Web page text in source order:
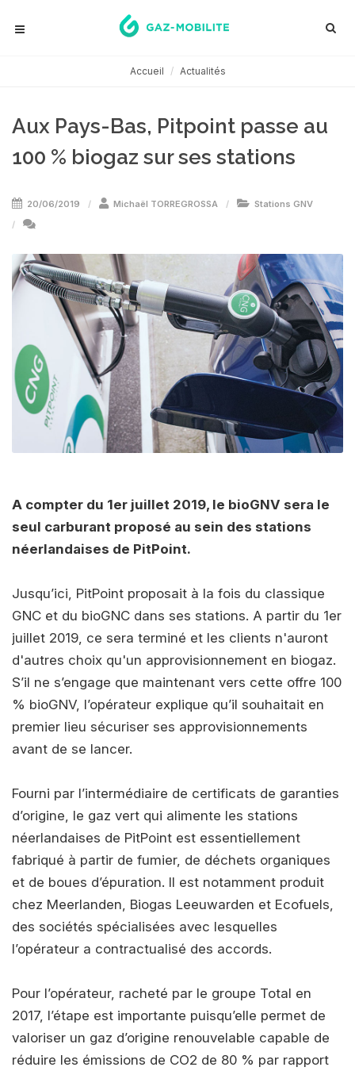
Accueil Actualités
Aux Pays-Bas, Pitpoint passe au
100 % biogaz sur ses stations
20/06/2019 Michaël TORREGROSSA Stations GNV
A compter du 1er juillet 2019, le bioGNV sera le
seul carburant proposé au sein des stations
néerlandaises de PitPoint.
Jusqu’ici, PitPoint proposait à la fois du classique
GNC et du bioGNC dans ses stations. A partir du 1er
juillet 2019, ce sera terminé et les clients n'auront
d'autres choix qu'un approvisionnement en biogaz.
S’il ne s’engage que maintenant vers cette offre 100
% bioGNV, l’opérateur explique qu’il souhaitait en
premier lieu sécuriser ses approvisionnements
avant de se lancer.
Fourni par l’intermédiaire de certificats de garanties
d’origine, le gaz vert qui alimente les stations
néerlandaises de PitPoint est essentiellement
fabriqué à partir de fumier, de déchets organiques
et de boues d’épuration. Il est notamment produit
chez Meerlanden, Biogas Leeuwarden et Ecofuels,
des sociétés spécialisées avec lesquelles
l’opérateur a contractualisé des accords.
Pour l’opérateur, racheté par le groupe Total en
2017, l’étape est importante puisqu’elle permet de
valoriser un gaz d’origine renouvelable capable de
réduire les émissions de CO2 de 80 % par rapport